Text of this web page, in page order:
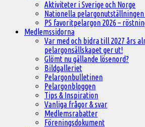
Aktiviteter i Sverige och Norge
Nationella pelargonutställningen
PS favoritpelargon 2026 –
Medlemssidorna
Var med och bidra till 2027 års
pelargonsällskapet ger ut!
Glömt nu gällande lösenord?
Bildgalleriet
Pelargonbulletinen
Pelargonbloggen
Tips & Inspiration
Vanliga frågor & svar
Medlemsrabatter
Föreningsdokument